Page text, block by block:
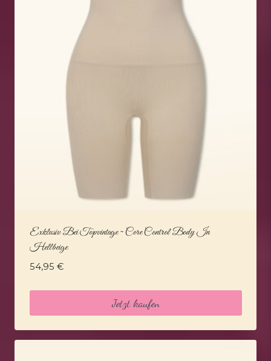
Exklusiv Bei Topvintage ~ Core Control Body In
Hellbeige
54,95 €
Jetzt kaufen